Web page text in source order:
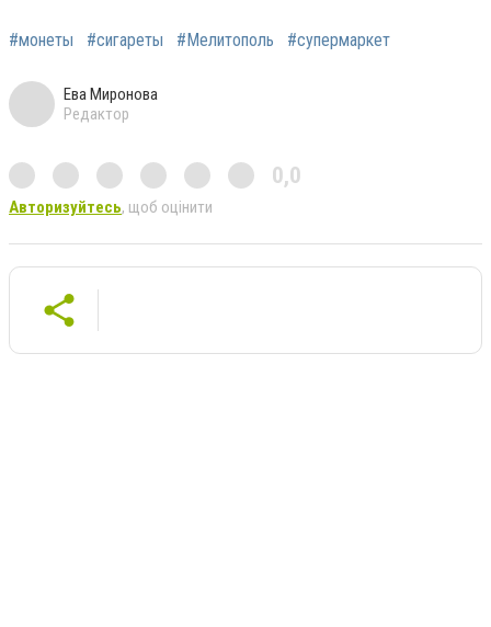
#монеты #сигареты #Мелитополь #супермаркет
Ева Миронова
Редактор
0,0
Авторизуйтесь, щоб оцінити